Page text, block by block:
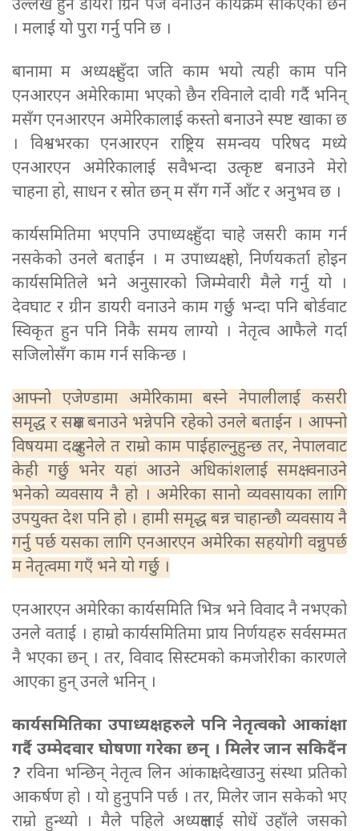
उल्लेख हुने डायरी ग्रिन पेज वनाउने कार्यक्रम सकिएको छैन
। मलाई यो पुरा गर्नु पनि छ ।
बानामा म अध्यक्ष हुँदा जति काम भयो त्यही काम पनि
एनआरएन अमेरिकामा भएको छैन रविनाले दावी गर्दै भनिन्
मसँग एनआरएन अमेरिकालाई कस्तो बनाउने स्पष्ट खाका छ
। विश्वभरका एनआरएन राष्ट्रिय समन्वय परिषद मध्ये
एनआरएन अमेरिकालाई सवैभन्दा उत्कृष्ट बनाउने मेरो
चाहना हो, साधन र स्रोत छन् म सँग गर्ने आँट र अनुभव छ ।
कार्यसमितिमा भएपनि उपाध्यक्ष हुँदा चाहे जसरी काम गर्न
नसकेको उनले बताईन । म उपाध्यक्ष हो, निर्णयकर्ता होइन
कार्यसमितिले भने अनुसारको जिम्मेवारी मैले गर्नु यो ।
देवघाट र ग्रीन डायरी वनाउने काम गर्छु भन्दा पनि बोर्डवाट
स्विकृत हुन पनि निकै समय लाग्यो । नेतृत्व आफैले गर्दा
सजिलोसँग काम गर्न सकिन्छ ।
आफ्नो एजेण्डामा अमेरिकामा बस्ने नेपालीलाई कसरी
समृद्ध र सक्षम बनाउने भन्नेपनि रहेको उनले बताईन । आफ्नो
विषयमा दक्ष हुनेले त राम्रो काम पाईहाल्नुहुन्छ तर, नेपालवाट
केही गर्छु भनेर यहां आउने अधिकांशलाई समक्ष वनाउने
भनेको व्यवसाय नै हो । अमेरिका सानो व्यवसायका लागि
उपयुक्त देश पनि हो । हामी समृद्ध बन्न चाहान्छौ व्यवसाय नै
गर्नु पर्छ यसका लागि एनआरएन अमेरिका सहयोगी वन्नुपर्छ
म नेतृत्वमा गएँ भने यो गर्छु ।
एनआरएन अमेरिका कार्यसमिति भित्र भने विवाद नै नभएको
उनले वताई । हाम्रो कार्यसमितिमा प्राय निर्णयहरु सर्वसम्मत
नै भएका छन् । तर, विवाद सिस्टमको कमजोरीका कारणले
आएका हुन् उनले भनिन् ।
कार्यसमितिका उपाध्यक्षहरुले पनि नेतृत्वको आकांक्षा
गर्दै उम्मेदवार घोषणा गरेका छन् । मिलेर जान सकिदैंन
?रविना भन्छिन् नेतृत्व लिन आंकाक्षा देखाउनु संस्था प्रतिको
आकर्षण हो । यो हुनुपनि पर्छ । तर, मिलेर जान सकेको भए
राम्रो हुन्थ्यो । मैले पहिले अध्यक्षलाई सोधें उहाँले जसको